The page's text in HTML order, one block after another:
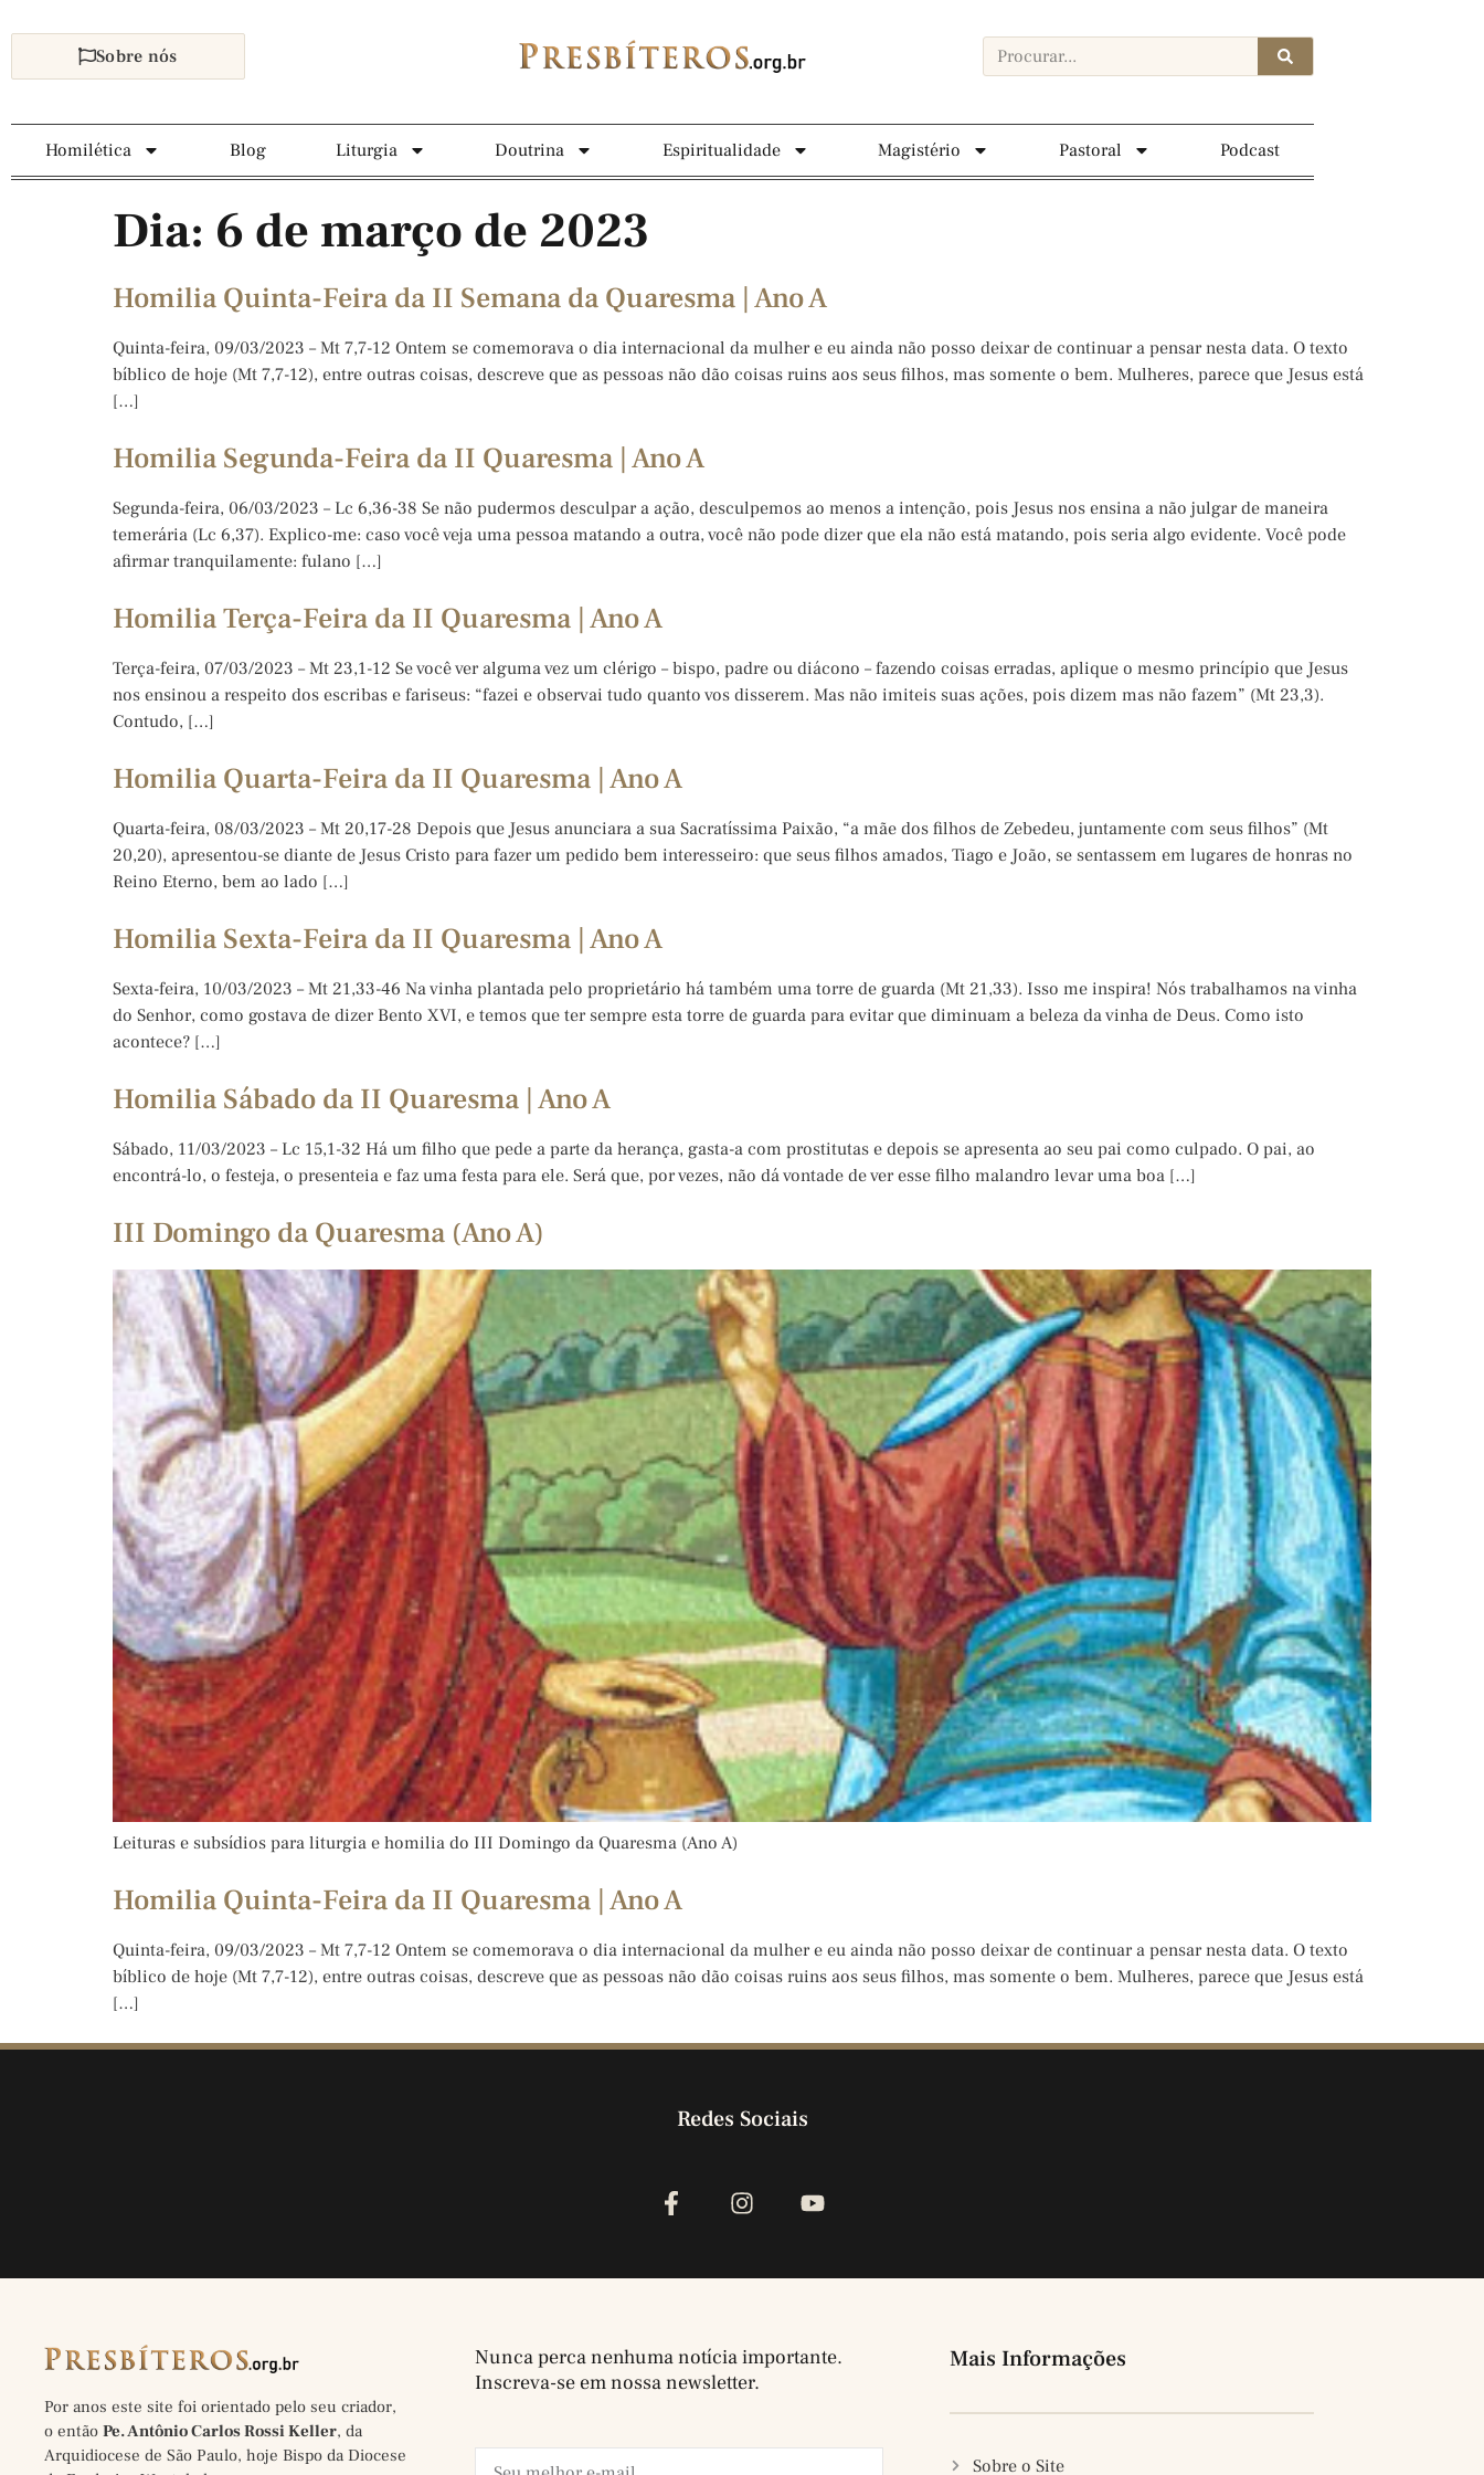
Sobre nós
Homilética Blog Liturgia Doutrina Espiritualidade Magistério Pastoral Podcast
Dia: 6 de março de 2023
Homilia Quinta-Feira da II Semana da Quaresma | Ano A
Quinta-feira, 09/03/2023 – Mt 7,7-12 Ontem se comemorava o dia internacional da mulher e eu ainda não posso deixar de continuar a pensar nesta data. O texto
bíblico de hoje (Mt 7,7-12), entre outras coisas, descreve que as pessoas não dão coisas ruins aos seus filhos, mas somente o bem. Mulheres, parece que Jesus está
[…]
Homilia Segunda-Feira da II Quaresma | Ano A
Segunda-feira, 06/03/2023 – Lc 6,36-38 Se não pudermos desculpar a ação, desculpemos ao menos a intenção, pois Jesus nos ensina a não julgar de maneira
temerária (Lc 6,37). Explico-me: caso você veja uma pessoa matando a outra, você não pode dizer que ela não está matando, pois seria algo evidente. Você pode
afirmar tranquilamente: fulano […]
Homilia Terça-Feira da II Quaresma | Ano A
Terça-feira, 07/03/2023 – Mt 23,1-12 Se você ver alguma vez um clérigo – bispo, padre ou diácono – fazendo coisas erradas, aplique o mesmo princípio que Jesus
nos ensinou a respeito dos escribas e fariseus: “fazei e observai tudo quanto vos disserem. Mas não imiteis suas ações, pois dizem mas não fazem” (Mt 23,3).
Contudo, […]
Homilia Quarta-Feira da II Quaresma | Ano A
Quarta-feira, 08/03/2023 – Mt 20,17-28 Depois que Jesus anunciara a sua Sacratíssima Paixão, “a mãe dos filhos de Zebedeu, juntamente com seus filhos” (Mt
20,20), apresentou-se diante de Jesus Cristo para fazer um pedido bem interesseiro: que seus filhos amados, Tiago e João, se sentassem em lugares de honras no
Reino Eterno, bem ao lado […]
Homilia Sexta-Feira da II Quaresma | Ano A
Sexta-feira, 10/03/2023 – Mt 21,33-46 Na vinha plantada pelo proprietário há também uma torre de guarda (Mt 21,33). Isso me inspira! Nós trabalhamos na vinha
do Senhor, como gostava de dizer Bento XVI, e temos que ter sempre esta torre de guarda para evitar que diminuam a beleza da vinha de Deus. Como isto
acontece? […]
Homilia Sábado da II Quaresma | Ano A
Sábado, 11/03/2023 – Lc 15,1-32 Há um filho que pede a parte da herança, gasta-a com prostitutas e depois se apresenta ao seu pai como culpado. O pai, ao
encontrá-lo, o festeja, o presenteia e faz uma festa para ele. Será que, por vezes, não dá vontade de ver esse filho malandro levar uma boa […]
III Domingo da Quaresma (Ano A)
Leituras e subsídios para liturgia e homilia do III Domingo da Quaresma (Ano A)
Homilia Quinta-Feira da II Quaresma | Ano A
Quinta-feira, 09/03/2023 – Mt 7,7-12 Ontem se comemorava o dia internacional da mulher e eu ainda não posso deixar de continuar a pensar nesta data. O texto
bíblico de hoje (Mt 7,7-12), entre outras coisas, descreve que as pessoas não dão coisas ruins aos seus filhos, mas somente o bem. Mulheres, parece que Jesus está
[…]
Redes Sociais
Por anos este site foi orientado pelo seu criador,
o então Pe. Antônio Carlos Rossi Keller, da
Arquidiocese de São Paulo, hoje Bispo da Diocese
Nunca perca nenhuma notícia importante.
Inscreva-se em nossa newsletter.
Mais Informações
Sobre o Site